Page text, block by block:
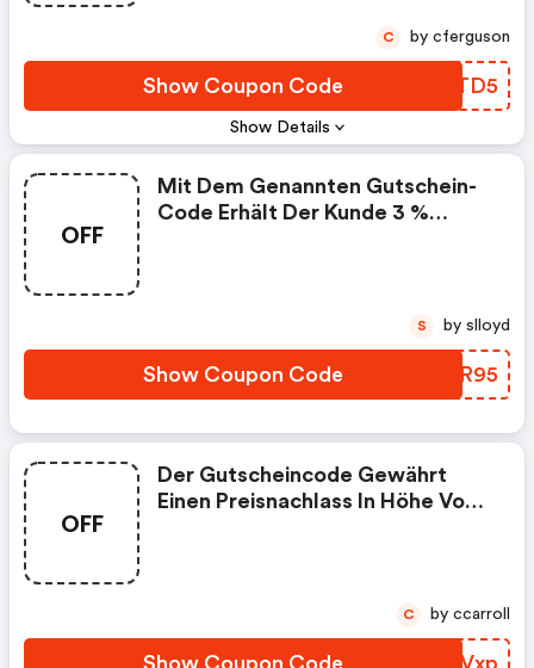
Show Details
Show Coupon Code BFTTD5
C by cferguson
OFF
Mit Dem Genannten Gutschein-
Code Erhält Der Kunde 3 %
Show Coupon Code DPFR95
S by slloyd
OFF
Der Gutscheincode Gewährt
Einen Preisnachlass In Höhe Von
Show Coupon Code QXAVxp
C by ccarroll